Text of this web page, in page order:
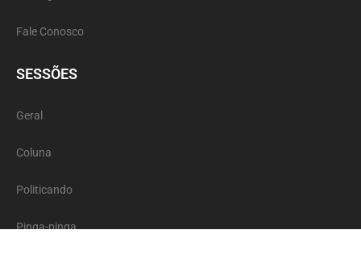
Fale Conosco
SESSÕES
Geral
Coluna
Politicando
Pinga-pinga